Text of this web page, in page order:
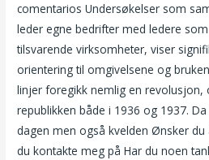
comentarios Undersøkelser som
leder egne bedrifter med ledere
tilsvarende virksomheter, viser
orientering til omgivelsene og
linjer foregikk nemlig en revolusjon,
republikken både i 1936 og 1937.
dagen men også kvelden Ønsker
du kontakte meg på Har du noen